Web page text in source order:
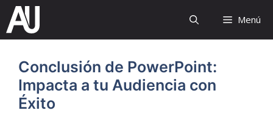
Saltar
contenido
Menú
Conclusión de PowerPoint:
Impacta a tu Audiencia con
Éxito